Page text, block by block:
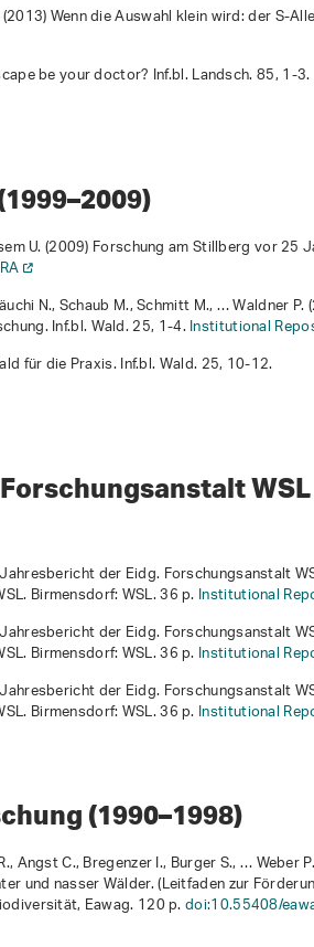
Wenn die Auswahl klein wird: der S-
be your doctor? Inf.bl. Landsch.85, 1-3.
U. (2009) Forschung am Stillberg vor 25
N., Schaub M., Schmitt M., … Waldner
Inf.bl. Wald.25, 1-4.Institutional
für die Praxis. Inf.bl. Wald.25, 10-12.
WSL
Jahresbericht der Eidg. Forschungsanstalt
Birmensdorf: WSL. 36 p. Institutional
Jahresbericht der Eidg. Forschungsanstalt
Birmensdorf: WSL. 36 p. Institutional
Jahresbericht der Eidg. Forschungsanstalt
Birmensdorf: WSL. 36 p. Institutional
(1990–1998)
Angst C., Bregenzer I., Burger S., … Weber
und nasser Wälder. (Leitfaden zur
Eawag. 120 p.doi:10.55408/